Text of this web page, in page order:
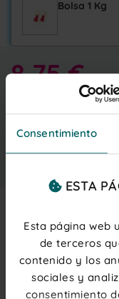
Consentimiento
ESTA
Esta página web
de terceros
contenido y los
sociales y
consentimiento
Bolsa 1 Kg
8,75 €
Description
Chucheriaen forma
fresay una textura
originaldeVidal